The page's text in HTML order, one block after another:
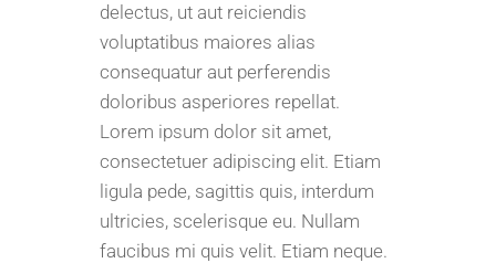
delectus, ut aut reiciendis
voluptatibus maiores alias
consequatur aut perferendis
doloribus asperiores repellat.
Lorem ipsum dolor sit amet,
consectetuer adipiscing elit. Etiam
ligula pede, sagittis quis, interdum
ultricies, scelerisque eu. Nullam
faucibus mi quis velit. Etiam neque.